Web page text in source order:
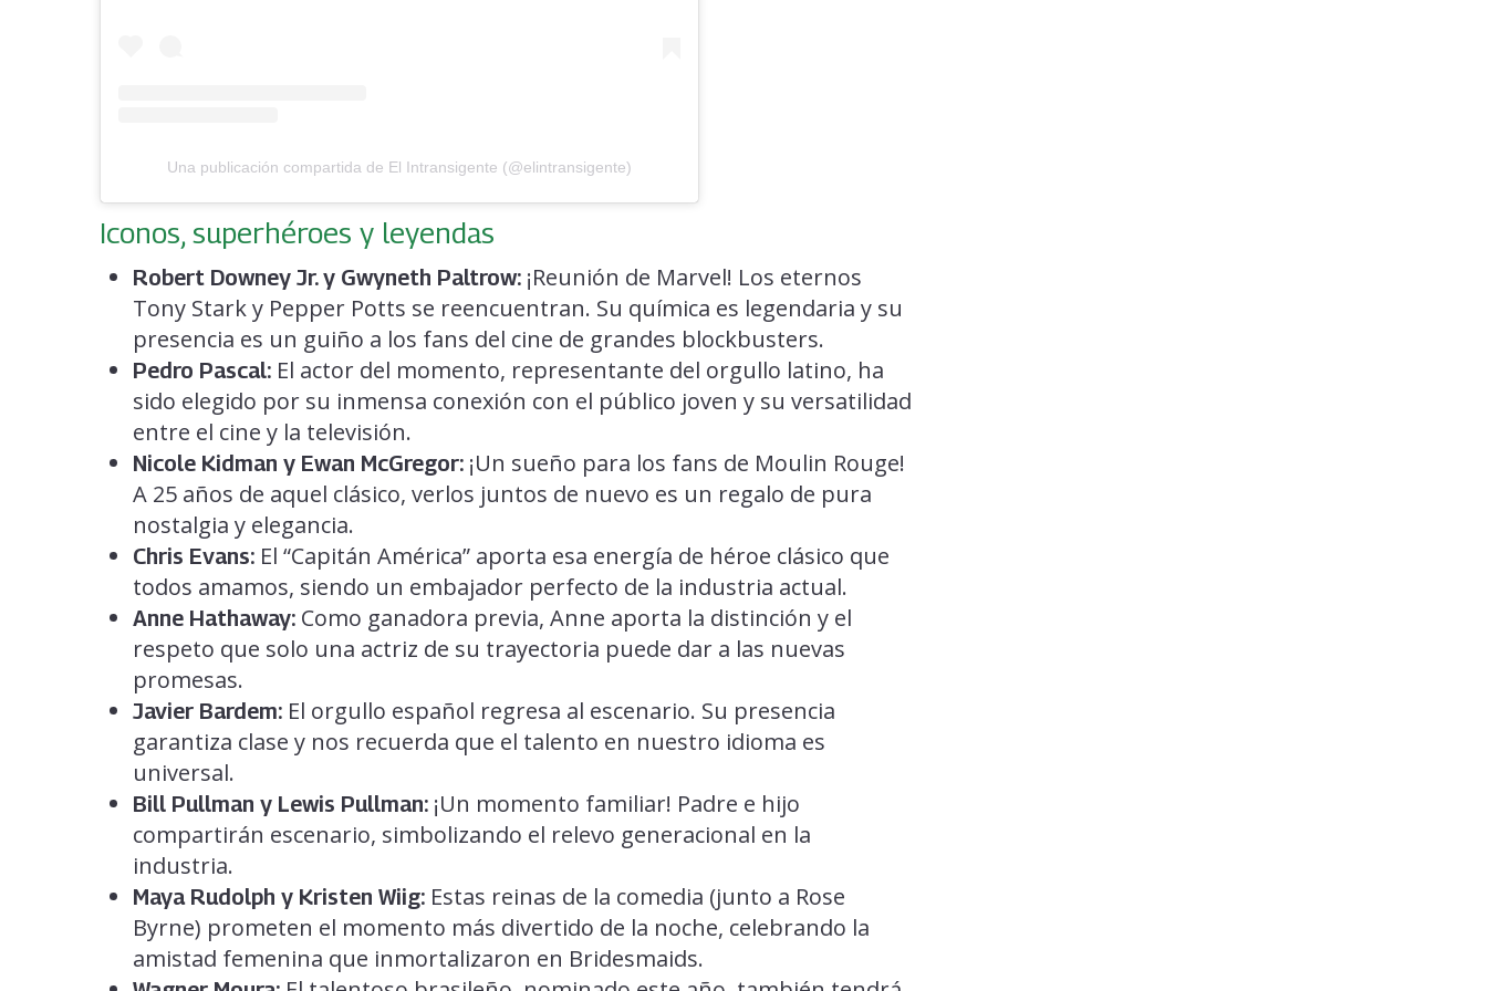
Una publicación compartida de El Intransigente (@elintransigente)
Iconos, superhéroes y leyendas
Robert Downey Jr. y Gwyneth Paltrow: ¡Reunión de Marvel! Los eternos
Tony Stark y Pepper Potts se reencuentran. Su química es legendaria y su
presencia es un guiño a los fans del cine de grandes blockbusters.
Pedro Pascal: El actor del momento, representante del orgullo latino, ha
sido elegido por su inmensa conexión con el público joven y su versatilidad
entre el cine y la televisión.
Nicole Kidman y Ewan McGregor: ¡Un sueño para los fans de Moulin Rouge!
A 25 años de aquel clásico, verlos juntos de nuevo es un regalo de pura
nostalgia y elegancia.
Chris Evans: El “Capitán América” aporta esa energía de héroe clásico que
todos amamos, siendo un embajador perfecto de la industria actual.
Anne Hathaway: Como ganadora previa, Anne aporta la distinción y el
respeto que solo una actriz de su trayectoria puede dar a las nuevas
promesas.
Javier Bardem: El orgullo español regresa al escenario. Su presencia
garantiza clase y nos recuerda que el talento en nuestro idioma es
universal.
Bill Pullman y Lewis Pullman: ¡Un momento familiar! Padre e hijo
compartirán escenario, simbolizando el relevo generacional en la
industria.
Maya Rudolph y Kristen Wiig: Estas reinas de la comedia (junto a Rose
Byrne) prometen el momento más divertido de la noche, celebrando la
amistad femenina que inmortalizaron en Bridesmaids.